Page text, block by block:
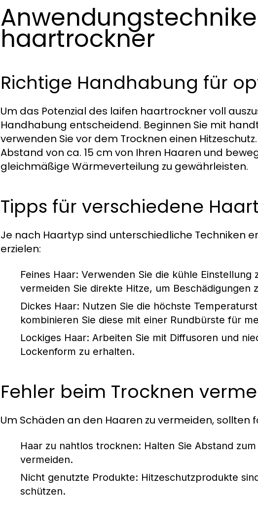
haartrockner
Richtige Handhabung für
Um das Potenzial des laifen haartrockner voll
Handhabung entscheidend. Beginnen Sie mit
verwenden Sie vor dem Trocknen einen
Abstand von ca. 15 cm von Ihren Haaren und
gleichmäßige Wärmeverteilung zu gewährleisten.
Tipps für verschiedene
Je nach Haartyp sind unterschiedliche Techniken
erzielen:
Feines Haar: Verwenden Sie die kühle Einstellung
vermeiden Sie direkte Hitze, um Beschädigungen
Dickes Haar: Nutzen Sie die höchste
kombinieren Sie diese mit einer Rundbürste für
Lockiges Haar: Arbeiten Sie mit Diffusoren und
Lockenform zu erhalten.
Fehler beim Trocknen
Um Schäden an den Haaren zu vermeiden,
Haar zu nahtlos trocknen: Halten Sie Abstand
vermeiden.
Nicht genutzte Produkte: Hitzeschutzprodukte
schützen.